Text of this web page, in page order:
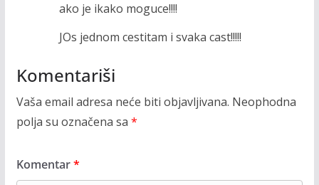
ako je ikako moguce!!!!
JOs jednom cestitam i svaka cast!!!!!
Komentariši
Vaša email adresa neće biti objavljivana. Neophodna
polja su označena sa *
Komentar*